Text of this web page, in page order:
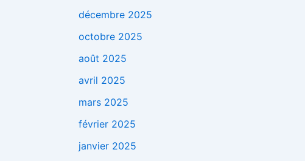
décembre 2025
octobre 2025
août 2025
avril 2025
mars 2025
février 2025
janvier 2025